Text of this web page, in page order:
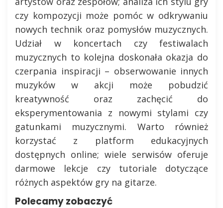
czy kompozycji może pomóc w odkrywaniu
nowych technik oraz pomysłów muzycznych.
Udział w koncertach czy festiwalach
muzycznych to kolejna doskonała okazja do
czerpania inspiracji – obserwowanie innych
muzyków w akcji może pobudzić
kreatywność oraz zachęcić do
eksperymentowania z nowymi stylami czy
gatunkami muzycznymi. Warto również
korzystać z platform edukacyjnych
dostępnych online; wiele serwisów oferuje
darmowe lekcje czy tutoriale dotyczące
różnych aspektów gry na gitarze.
Polecamy zobaczyć